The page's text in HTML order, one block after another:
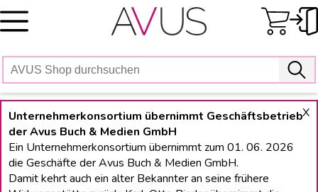
Skip
to
X
Unternehmerkonsortium übernimmt Geschäftsbetrieb
der Avus Buch & Medien GmbH
Ein Unternehmerkonsortium übernimmt zum 01. 06. 2026
die Geschäfte der Avus Buch & Medien GmbH.
Damit kehrt auch ein alter Bekannter an seine frühere